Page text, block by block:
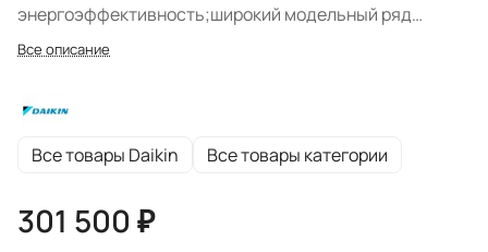
энергоэффективность;широкий модельный ряд
применяемых внутренних блоков SPLIT и SKY AIR,
потребительские качества;до 9 внутренних блоков в
Все описание
Все товары Daikin Все товары категории
301 500 ₽